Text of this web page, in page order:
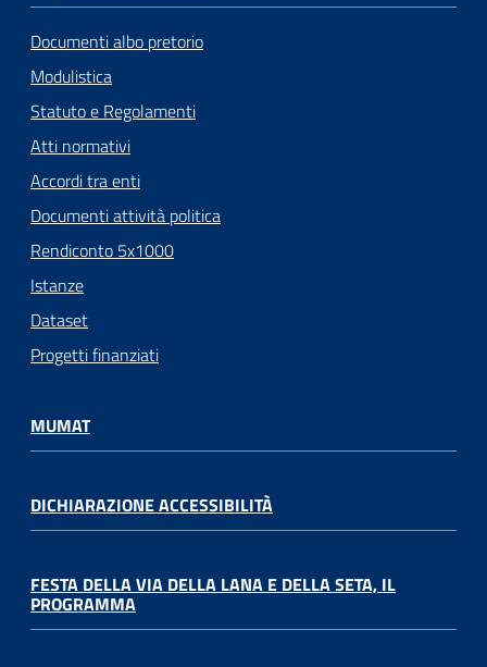
Documenti albo pretorio
Modulistica
Statuto e Regolamenti
Atti normativi
Accordi tra enti
Documenti attività politica
Rendiconto 5x1000
Istanze
Dataset
Progetti finanziati
MUMAT
DICHIARAZIONE ACCESSIBILITÀ
FESTA DELLA VIA DELLA LANA E DELLA SETA, IL
PROGRAMMA